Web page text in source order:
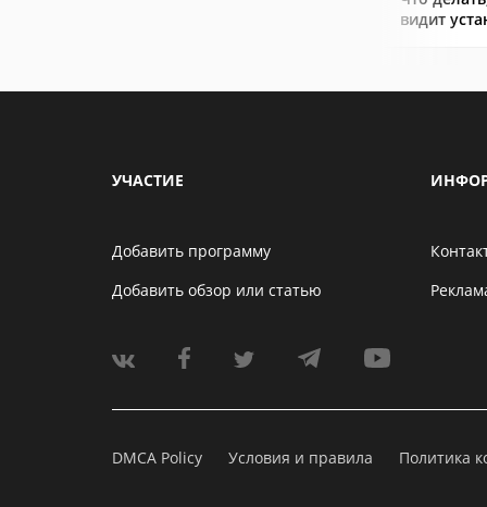
видит
УЧАСТИЕ
Добавить программу
Добавить обзор или статью
DMCA Policy Условия и правила Политика